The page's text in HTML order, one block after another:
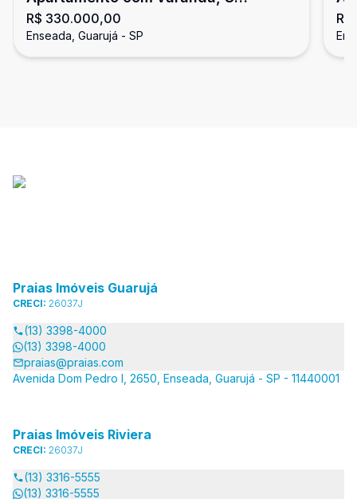
dormitórios, Enseada, Guarujá
R$ 330.000,00
Enseada, Guarujá - SP
Praias Imóveis Guarujá
CRECI: 26037J
(13) 3398-4000
(13) 3398-4000
praias@praias.com
Avenida Dom Pedro I, 2650, Enseada, Guarujá - SP - 11440001
Praias Imóveis Riviera
CRECI: 26037J
(13) 3316-5555
(13) 3316-5555